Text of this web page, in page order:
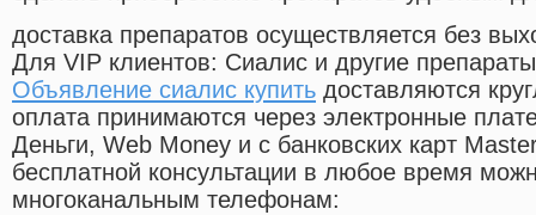
доставка препаратов осуществляется без
Для VIP клиентов: Сиалис и другие
Объявление сиалис купить доставляются
оплата принимаются через электронные
Деньги, Web Money и с банковских карт
бесплатной консультации в любое время
многоканальным телефонам: